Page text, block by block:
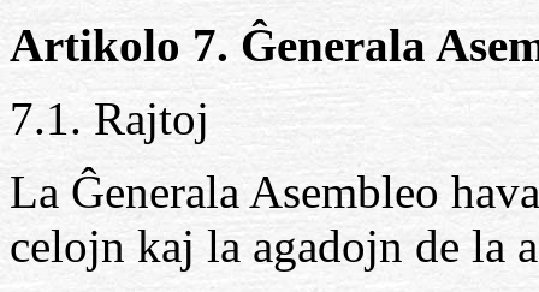
Artikolo 7. Ĝenerala
7.1. Rajtoj
La Ĝenerala Asembleo
celojn kaj la agadojn de la